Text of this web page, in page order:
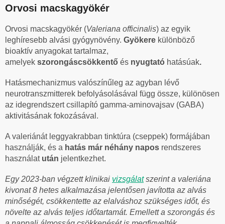
Orvosi macskagyökér
Orvosi macskagyökér (Valeriana officinalis) az egyik
leghíresebb alvási gyógynövény. Gyökere különböző
bioaktív anyagokat tartalmaz,
amelyek szorongáscsökkentő és nyugtató hatásúak.
Hatásmechanizmus valószínűleg az agyban lévő
neurotranszmitterek befolyásolásával függ össze, különösen
az idegrendszert csillapító gamma-aminovajsav (GABA)
aktivitásának fokozásával.
A valeriánát leggyakrabban tinktúra (cseppek) formájában
használják, és a hatás már néhány napos rendszeres
használat után jelentkezhet.
Egy 2023-ban végzett klinikai vizsgálatszerint a valeriána
kivonat 8 hetes alkalmazása jelentősen javította az alvás
minőségét, csökkentette az elalváshoz szükséges időt, és
növelte az alvás teljes időtartamát. Emellett a szorongás és